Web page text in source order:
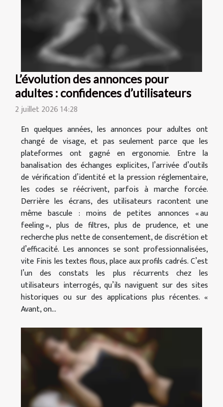
L’évolution des annonces pour
adultes : confidences d’utilisateurs
2 juillet 2026 14:28
En quelques années, les annonces pour adultes ont
changé de visage, et pas seulement parce que les
plateformes ont gagné en ergonomie. Entre la
banalisation des échanges explicites, l’arrivée d’outils
de vérification d’identité et la pression réglementaire,
les codes se réécrivent, parfois à marche forcée.
Derrière les écrans, des utilisateurs racontent une
même bascule : moins de petites annonces « au
feeling », plus de filtres, plus de prudence, et une
recherche plus nette de consentement, de discrétion et
d’efficacité. Les annonces se sont professionnalisées,
vite Finis les textes flous, place aux profils cadrés. C’est
l’un des constats les plus récurrents chez les
utilisateurs interrogés, qu’ils naviguent sur des sites
historiques ou sur des applications plus récentes. «
Avant, on...